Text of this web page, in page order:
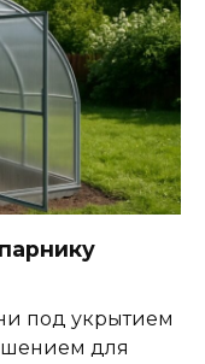
под укрытием
для